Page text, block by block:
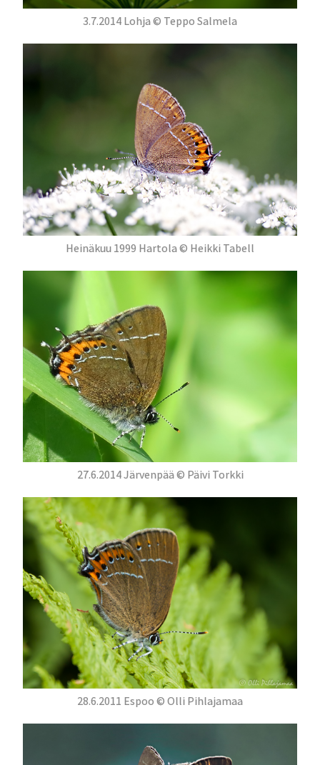
3.7.2014 Lohja © Teppo Salmela
Heinäkuu 1999 Hartola © Heikki Tabell
27.6.2014 Järvenpää © Päivi Torkki
28.6.2011 Espoo © Olli Pihlajamaa